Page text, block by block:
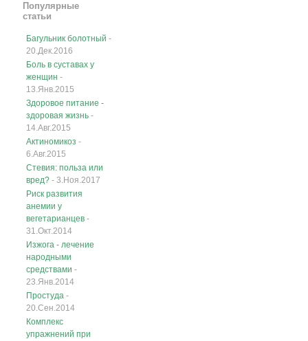
Популярные
статьи
Багульник болотный -
20.Дек.2016
Боль в суставах у
женщин -
13.Янв.2015
Здоровое питание -
здоровая жизнь -
14.Авг.2015
Актиномикоз -
6.Авг.2015
Стевия: польза или
вред? - 3.Ноя.2017
Риск развития
анемии у
вегетарианцев -
31.Окт.2014
Изжога - лечение
народными
средствами -
23.Янв.2014
Простуда -
20.Сен.2014
Комплекс
упражнений при